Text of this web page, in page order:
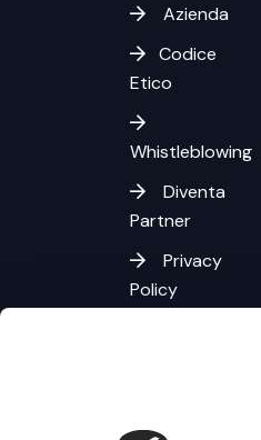
Azienda
Codice
Etico
Whistleblowing
Diventa
Partner
Privacy
Policy